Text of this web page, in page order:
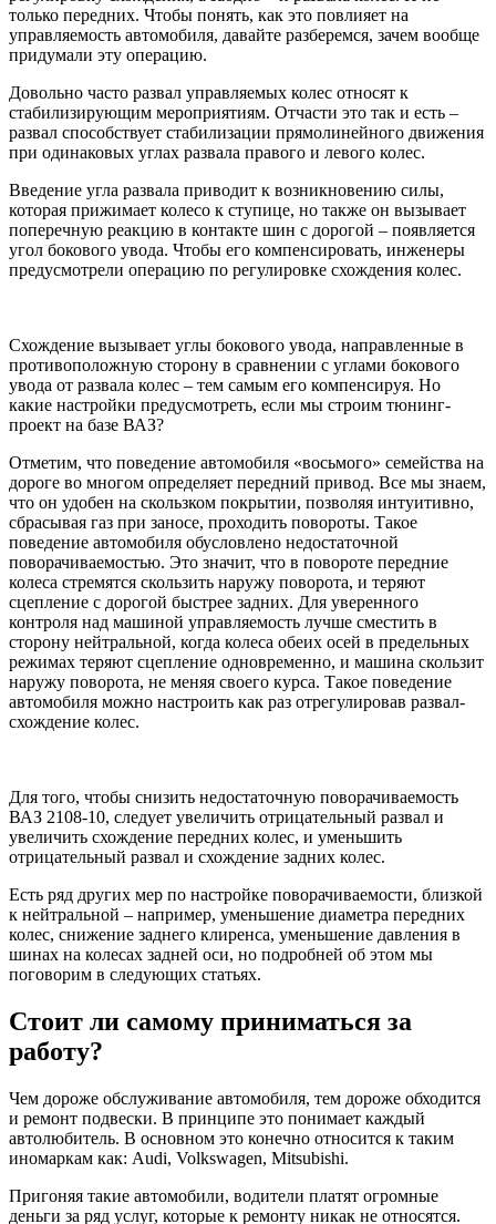
только передних. Чтобы понять, как это повлияет на
управляемость автомобиля, давайте разберемся, зачем вообще
придумали эту операцию.
Довольно часто развал управляемых колес относят к
стабилизирующим мероприятиям. Отчасти это так и есть –
развал способствует стабилизации прямолинейного движения
при одинаковых углах развала правого и левого колес.
Введение угла развала приводит к возникновению силы,
которая прижимает колесо к ступице, но также он вызывает
поперечную реакцию в контакте шин с дорогой – появляется
угол бокового увода. Чтобы его компенсировать, инженеры
предусмотрели операцию по регулировке схождения колес.
Схождение вызывает углы бокового увода, направленные в
противоположную сторону в сравнении с углами бокового
увода от развала колес – тем самым его компенсируя. Но
какие настройки предусмотреть, если мы строим тюнинг-
проект на базе ВАЗ?
Отметим, что поведение автомобиля «восьмого» семейства на
дороге во многом определяет передний привод. Все мы знаем,
что он удобен на скользком покрытии, позволяя интуитивно,
сбрасывая газ при заносе, проходить повороты. Такое
поведение автомобиля обусловлено недостаточной
поворачиваемостью. Это значит, что в повороте передние
колеса стремятся скользить наружу поворота, и теряют
сцепление с дорогой быстрее задних. Для уверенного
контроля над машиной управляемость лучше сместить в
сторону нейтральной, когда колеса обеих осей в предельных
режимах теряют сцепление одновременно, и машина скользит
наружу поворота, не меняя своего курса. Такое поведение
автомобиля можно настроить как раз отрегулировав развал-
схождение колес.
Для того, чтобы снизить недостаточную поворачиваемость
ВАЗ 2108-10, следует увеличить отрицательный развал и
увеличить схождение передних колес, и уменьшить
отрицательный развал и схождение задних колес.
Есть ряд других мер по настройке поворачиваемости, близкой
к нейтральной – например, уменьшение диаметра передних
колес, снижение заднего клиренса, уменьшение давления в
шинах на колесах задней оси, но подробней об этом мы
поговорим в следующих статьях.
Стоит ли самому приниматься за
работу?
Чем дороже обслуживание автомобиля, тем дороже обходится
и ремонт подвески. В принципе это понимает каждый
автолюбитель. В основном это конечно относится к таким
иномаркам как: Audi, Volkswagen, Mitsubishi.
Пригоняя такие автомобили, водители платят огромные
деньги за ряд услуг, которые к ремонту никак не относятся.